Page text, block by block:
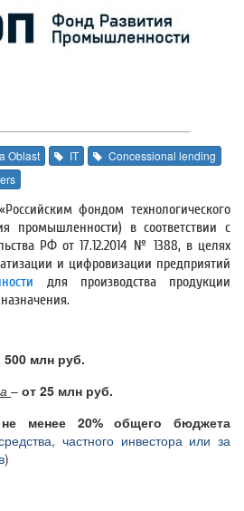
Oblast IT
Concessional lending
фондом технологического
промышленности) в соответствии с
РФ от 17.12.2014 № 1388, в целях
и цифровизации предприятий
для производства продукции
500 млн руб.
– от 25 млн руб.
менее 20% общего бюджета
частного инвестора или за
)